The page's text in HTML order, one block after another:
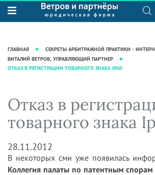
О нас
Рекомендации
фирмы
Кейсы
Юридические услуги
Интеллектуальная собственность
Сопровождение бизнеса
Ведение уголовных дел
Защита активов
Ведение дел о банкротстве
База знаний
Журнал "Секреты арбитражной
практики"
Статьи
Аудиоподкасты
Видеоподкасты
Вопросы-ответы
Вебинары и семинары
ГЛАВНАЯ
СЕКРЕТЫ АРБИТРАЖНОЙ ПРАКТИКИ -
ВИТАЛИЙ ВЕТРОВ, УПРАВЛЯЮЩИЙ ПАРТНЕР
ОТКАЗ В РЕГИСТРАЦИИ ТОВАРНОГО ЗНАКА IPAD
Отказ в
товарного знака
28.11.2012
В некоторых сми уже появилась
Коллегия палаты по патентным спорам